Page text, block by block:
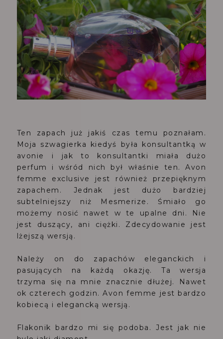
Ten zapach już jakiś czas temu poznałam.
Moja szwagierka kiedyś była konsultantką w
avonie i jak to konsultantki miała dużo
perfum i wśród nich był właśnie ten. Avon
femme exclusive jest również przepięknym
zapachem. Jednak jest dużo bardziej
subtelniejszy niż Mesmerize. Śmiało go
możemy nosić nawet w te upalne dni. Nie
jest duszący, ani ciężki. Zdecydowanie jest
lżejszą wersją.
Należy on do zapachów eleganckich i
pasujących na każdą okazję. Ta wersja
trzyma się na mnie znacznie dłużej. Nawet
ok czterech godzin. Avon femme jest bardzo
kobiecą i elegancką wersją.
Flakonik bardzo mi się podoba. Jest jak nie